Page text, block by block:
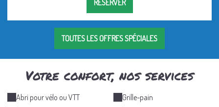
RÉSERVER
TOUTES LES OFFRES SPÉCIALES
Votre confort, nos services
Abri pour vélo ou VTT
Grille-pain